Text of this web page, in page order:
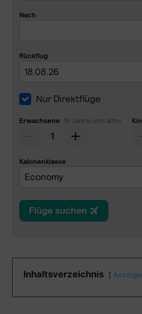
Inhaltsverzeichnis